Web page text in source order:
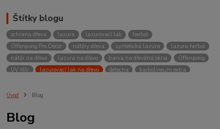
Štítky blogu
ochrana dřeva lazura lazurovací lak
herbol
Offenporig Pro Décor
nátěry dřeva syntetická lazura
lazura herbol
nátěr na dřevo
lazura na dřevo barva na dřevěná okna
Offenporig
UV filtr
lazurovací lak na dřevo detecha
karbolineum extra
nábytek
pnz
Úvod Blog
Blog